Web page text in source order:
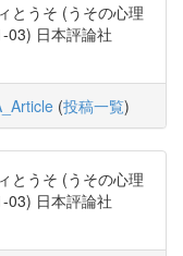
とうそ (うその心理
03) 日本評論社
(投稿一覧)
とうそ (うその心理
03) 日本評論社